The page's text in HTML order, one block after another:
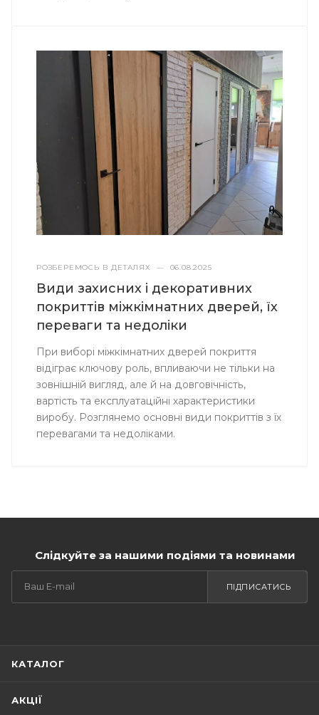
РОЗБЕРЕМОСЬ В ДЕТАЛЯХ — 06.08.2025
Види захисних і декоративних
покриттів міжкімнатних дверей, їх
переваги та недоліки
При виборі міжкімнатних дверей покриття
відіграє ключову роль, впливаючи не тільки на
зовнішній вигляд, але й на довговічність,
вартість та експлуатаційні характеристики
виробу. Розглянемо основні види покриттів з їх
перевагами та недоліками.
Слідкуйте за нашими подіями та новинами
ПІДПИСАТИСЬ
КАТАЛОГ
АКЦІЇ